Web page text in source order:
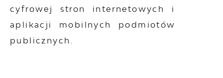
cyfrowej stron internetowych i
aplikacji mobilnych podmiotów
publicznych.